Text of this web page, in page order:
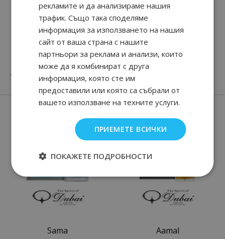
от € / 58. лв. 27.
Нови парфюми
Sama Aamal
рекламите и да анализираме нашия
трафик. Също така споделяме
информация за използването на нашия
сайт от ваша страна с нашите
партньори за реклама и анализи, които
може да я комбинират с друга
информация, която сте им
предоставили или която са събрали от
вашето използване на техните услуги.
ПРИЕМЕТЕ ВСИЧКИ
ПОКАЖЕТЕ ПОДРОБНОСТИ